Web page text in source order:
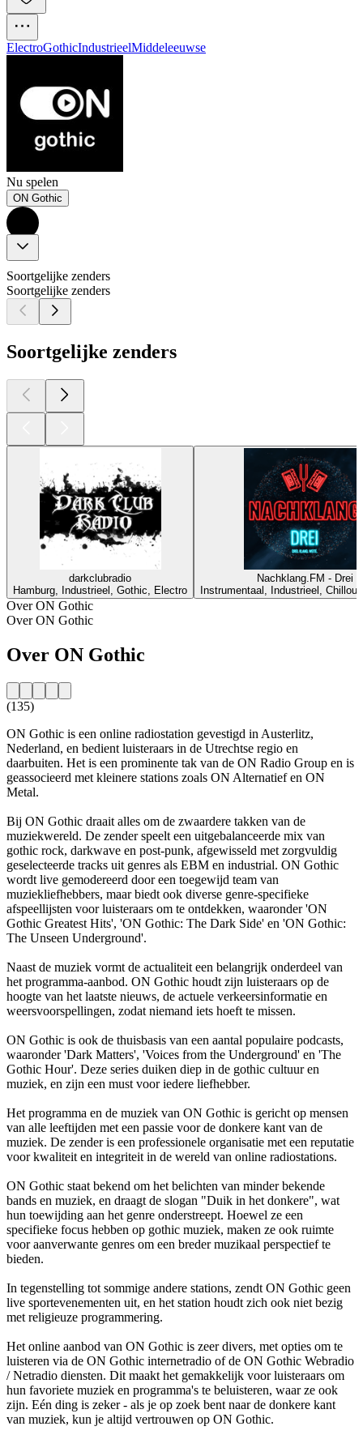
ElectroGothicIndustrieelMiddeleeuwse
Nu spelen
ON Gothic
Soortgelijke zenders
Soortgelijke zenders
Soortgelijke zenders
darkclubradio
Hamburg, Industrieel, Gothic, Electro
Nachklang.FM - Drei
Instrumentaal, Industrieel,
Over ON Gothic
Over ON Gothic
Over ON Gothic
(135)
ON Gothic is een online radiostation gevestigd in Austerlitz,
Nederland, en bedient luisteraars in de Utrechtse regio en
daarbuiten. Het is een prominente tak van de ON Radio Group en is
geassocieerd met kleinere stations zoals ON Alternatief en ON
Metal.
Bij ON Gothic draait alles om de zwaardere takken van de
muziekwereld. De zender speelt een uitgebalanceerde mix van
gothic rock, darkwave en post-punk, afgewisseld met zorgvuldig
geselecteerde tracks uit genres als EBM en industrial. ON Gothic
wordt live gemodereerd door een toegewijd team van
muziekliefhebbers, maar biedt ook diverse genre-specifieke
afspeellijsten voor luisteraars om te ontdekken, waaronder 'ON
Gothic Greatest Hits', 'ON Gothic: The Dark Side' en 'ON Gothic:
The Unseen Underground'.
Naast de muziek vormt de actualiteit een belangrijk onderdeel van
het programma-aanbod. ON Gothic houdt zijn luisteraars op de
hoogte van het laatste nieuws, de actuele verkeersinformatie en
weersvoorspellingen, zodat niemand iets hoeft te missen.
ON Gothic is ook de thuisbasis van een aantal populaire podcasts,
waaronder 'Dark Matters', 'Voices from the Underground' en 'The
Gothic Hour'. Deze series duiken diep in de gothic cultuur en
muziek, en zijn een must voor iedere liefhebber.
Het programma en de muziek van ON Gothic is gericht op mensen
van alle leeftijden met een passie voor de donkere kant van de
muziek. De zender is een professionele organisatie met een reputatie
voor kwaliteit en integriteit in de wereld van online radiostations.
ON Gothic staat bekend om het belichten van minder bekende
bands en muziek, en draagt de slogan "Duik in het donkere", wat
hun toewijding aan het genre onderstreept. Hoewel ze een
specifieke focus hebben op gothic muziek, maken ze ook ruimte
voor aanverwante genres om een breder muzikaal perspectief te
bieden.
In tegenstelling tot sommige andere stations, zendt ON Gothic geen
live sportevenementen uit, en het station houdt zich ook niet bezig
met religieuze programmering.
Het online aanbod van ON Gothic is zeer divers, met opties om te
luisteren via de ON Gothic internetradio of de ON Gothic Webradio
/ Netradio diensten. Dit maakt het gemakkelijk voor luisteraars om
hun favoriete muziek en programma's te beluisteren, waar ze ook
zijn. Eén ding is zeker - als je op zoek bent naar de donkere kant
van muziek, kun je altijd vertrouwen op ON Gothic.